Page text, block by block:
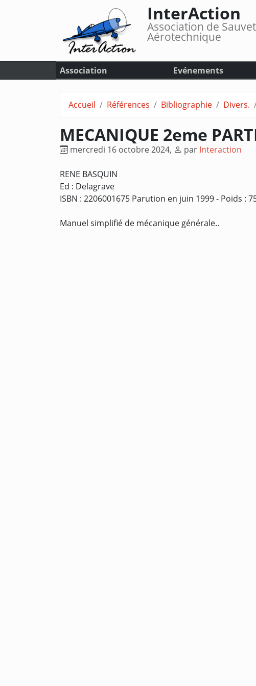
InterAction
Association de
Aérotechnique
Association Evénements
Accueil Références Bibliographie Divers.
MECANIQUE 2eme
mercredi 16 octobre 2024, par Interaction
RENE BASQUIN
Ed : Delagrave
ISBN : 2206001675 Parution en juin 1999 - Poids :
Manuel simplifié de mécanique générale..